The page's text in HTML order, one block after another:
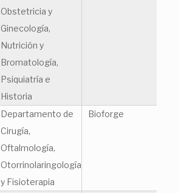
Obstetricia y
Ginecología,
Nutrición y
Bromatología,
Psiquiatría e
Historia
Departamento de
Cirugía,
Oftalmología,
Otorrinolaringología
y Fisioterapia
Bioforge